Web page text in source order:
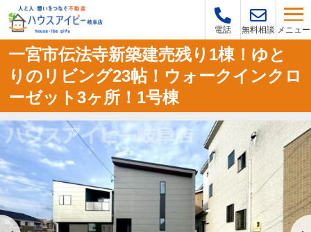
電話 無料相談 メニュー
一宮市伝法寺新築建売残り1棟！ゆと
りのリビング23帖！ウォークインクロ
ーゼット3ヶ所！1号棟